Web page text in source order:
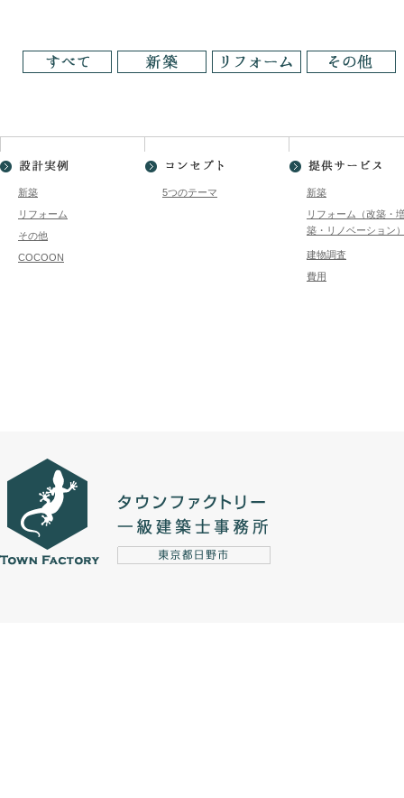
新築
リフォーム
その他
COCOON
5つのテーマ
新築
リフォーム（改築・
築・リノベーション
建物調査
費用